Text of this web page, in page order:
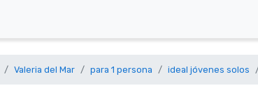
Valeria del Mar para 1 persona ideal jóvenes solos